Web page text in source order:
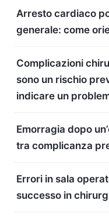
Arresto cardiaco
generale: come
Complicazioni
sono un rischio
indicare un
Emorragia dopo
tra complicanza
Errori in sala
successo in